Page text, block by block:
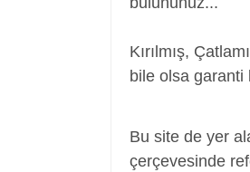
Kırılmış,
bile olsa garanti
Bu site de yer
çerçevesinde